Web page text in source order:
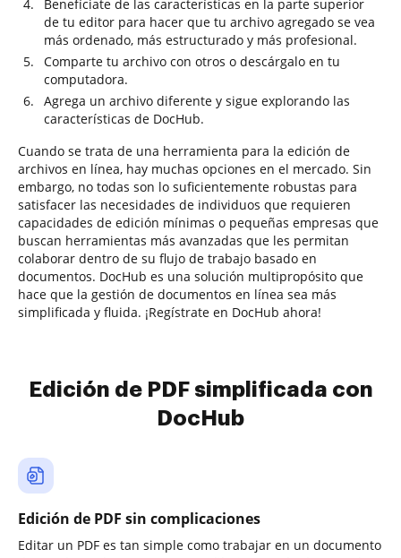
Benefíciate de las características en la parte superior
de tu editor para hacer que tu archivo agregado se vea
más ordenado, más estructurado y más profesional.
Comparte tu archivo con otros o descárgalo en tu
computadora.
Agrega un archivo diferente y sigue explorando las
características de DocHub.
Cuando se trata de una herramienta para la edición de
archivos en línea, hay muchas opciones en el mercado. Sin
embargo, no todas son lo suficientemente robustas para
satisfacer las necesidades de individuos que requieren
capacidades de edición mínimas o pequeñas empresas que
buscan herramientas más avanzadas que les permitan
colaborar dentro de su flujo de trabajo basado en
documentos. DocHub es una solución multipropósito que
hace que la gestión de documentos en línea sea más
simplificada y fluida. ¡Regístrate en DocHub ahora!
Edición de PDF simplificada con
DocHub
Edición de PDF sin complicaciones
Editar un PDF es tan simple como trabajar en un documento